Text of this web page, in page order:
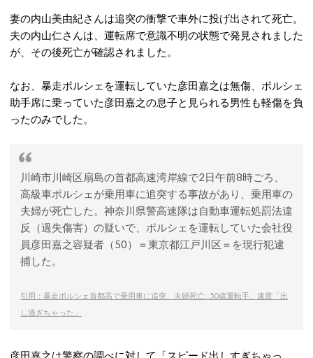
妻の内山美由紀さんは追突の衝撃で車外に投げ出されて死亡。
夫の内山仁さんは、運転席で意識不明の状態で発見されました
が、その後死亡が確認されました。
なお、暴走ポルシェを運転していた彦田嘉之は無傷、ポルシェ
助手席に乗っていた彦田嘉之の息子と見られる男性も軽傷を負
ったのみでした。
川崎市川崎区扇島の首都高速湾岸線で2日午前8時ごろ、
高級車ポルシェが乗用車に追突する事故があり、乗用車の
夫婦が死亡した。神奈川県警高速隊は自動車運転処罰法違
反（過失傷害）の疑いで、ポルシェを運転していた会社役
員彦田嘉之容疑者（50）＝東京都江戸川区＝を現行犯逮
捕した。
引用：暴走ポルシェ首都高で乗用車に追突、夫婦死亡…50歳運転手、速度「出
し過ぎちゃった」
彦田嘉之は警察の調べに対して「スピード出しすぎちゃっ